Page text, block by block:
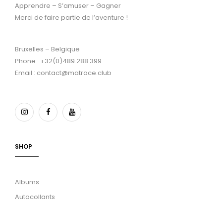
Apprendre – S’amuser – Gagner
Merci de faire partie de l’aventure !
Bruxelles – Belgique
Phone : +32(0)489.288.399
Email : contact@matrace.club
SHOP
Albums
Autocollants